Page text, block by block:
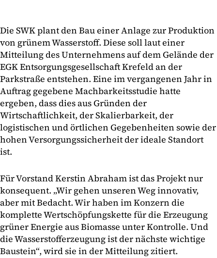
Die SWK plant den Bau einer Anlage zur Produktion
von grünem Wasserstoff. Diese soll laut einer
Mitteilung des Unternehmens auf dem Gelände der
EGK Entsorgungsgesellschaft Krefeld an der
Parkstraße entstehen. Eine im vergangenen Jahr in
Auftrag gegebene Machbarkeitsstudie hatte
ergeben, dass dies aus Gründen der
Wirtschaftlichkeit, der Skalierbarkeit, der
logistischen und örtlichen Gegebenheiten sowie der
hohen Versorgungssicherheit der ideale Standort
ist.
Für Vorstand Kerstin Abraham ist das Projekt nur
konsequent. „Wir gehen unseren Weg innovativ,
aber mit Bedacht. Wir haben im Konzern die
komplette Wertschöpfungskette für die Erzeugung
grüner Energie aus Biomasse unter Kontrolle. Und
die Wasserstofferzeugung ist der nächste wichtige
Baustein“, wird sie in der Mitteilung zitiert.